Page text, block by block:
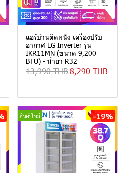
แอร์บ้านติดผนัง เครื่องปรับ
อากาศ LG Inverter รุ่น
IKR11MN (ขนาด 9,200
BTU) - น้ำยา R32
13,990 THB8,290 THB
สินค้าใหม่ -19%